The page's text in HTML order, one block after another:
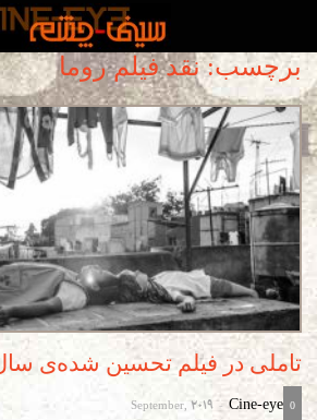
برچسب: نقد فیلم روما
تاملی در فیلم تحسین شده‌ی
Cine-eye
-
September, 2019 0